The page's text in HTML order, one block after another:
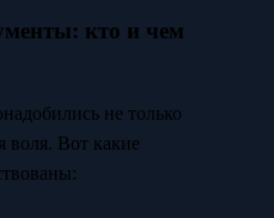
кто и чем
не только
воля. Вот какие